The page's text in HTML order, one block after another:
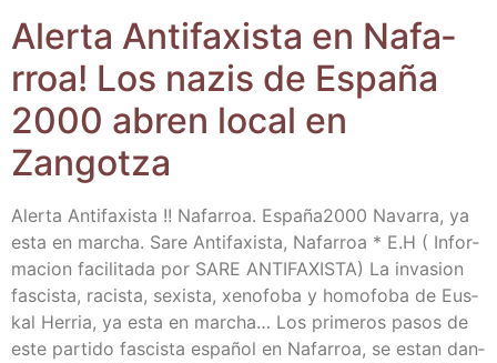
Aler­ta Anti­fa­xis­ta en Nafa­
rroa! Los nazis de Espa­ña
2000 abren local en
Zangotza
Aler­ta Anti­fa­xis­ta !! Nafa­rroa. España2000 Nava­rra, ya
esta en mar­cha. Sare Anti­fa­xis­ta, Nafa­rroa * E.H ( Infor­
ma­cion faci­li­ta­da por SARE ANTIFAXISTA) La inva­sion
fas­cis­ta, racis­ta, sexis­ta, xeno­fo­ba y homo­fo­ba de Eus­
kal Herria, ya esta en mar­cha… Los pri­me­ros pasos de
este par­ti­do fas­cis­ta espa­ñol en Nafa­rroa, se estan dan­